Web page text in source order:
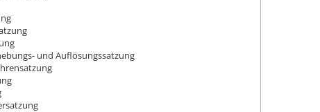
und Auflösungssatzung